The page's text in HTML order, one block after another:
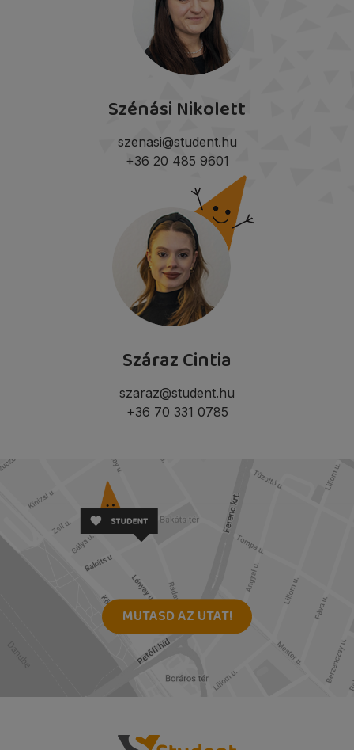
Szénási Nikolett
szenasi@student.hu
+36 20 485 9601
Száraz Cintia
szaraz@student.hu
+36 70 331 0785
MUTASD AZ UTAT!